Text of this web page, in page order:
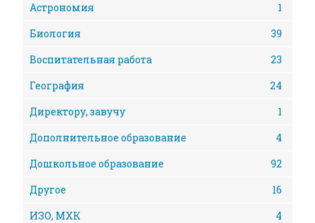
Астрономия
1
Биология
39
Воспитательная работа
23
География
24
Директору, завучу
1
Дополнительное образование
4
Дошкольное образование
92
Другое
16
ИЗО, МХК
4